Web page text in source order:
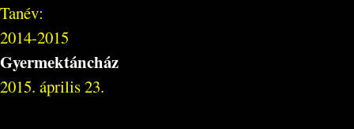
Tanév:
2014-2015
Gyermektáncház
2015. április 23.